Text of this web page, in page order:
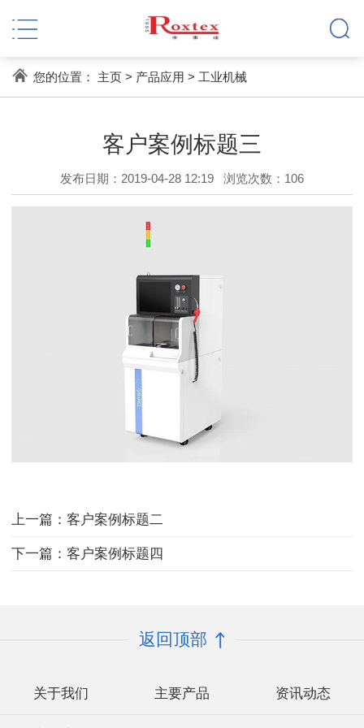
您的位置： 主页> 产品应用 > 工业机械
客户案例标题三
发布日期：2019-04-28 12:19 浏览次数： 106
上一篇：客户案例标题二
下一篇：客户案例标题四
返回顶部
关于我们 主要产品 资讯动态